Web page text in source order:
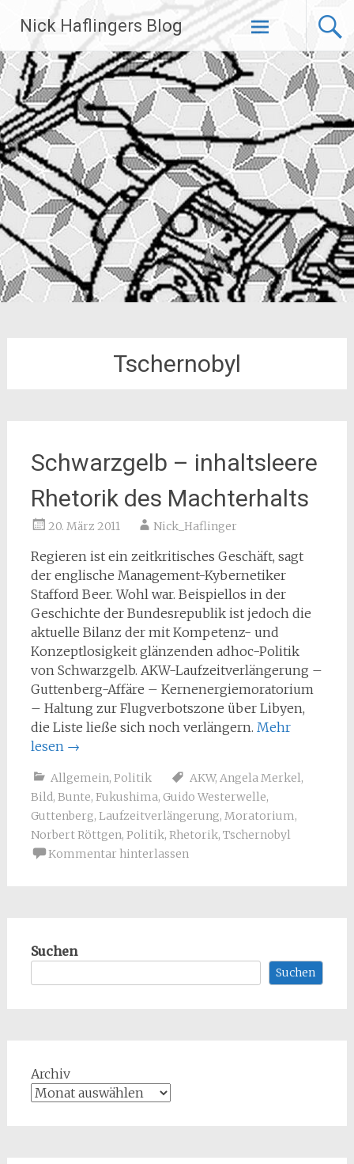
Inhalt
springen
Nick Haflingers Blog
Tschernobyl
Schwarzgelb – inhaltsleere
Rhetorik des Machterhalts
20. März 2011 Nick_Haflinger
Regieren ist ein zeitkritisches Geschäft, sagt
der englische Management-Kybernetiker
Stafford Beer. Wohl war. Beispiellos in der
Geschichte der Bundesrepublik ist jedoch die
aktuelle Bilanz der mit Kompetenz- und
Konzeptlosigkeit glänzenden adhoc-Politik
von Schwarzgelb. AKW-Laufzeitverlängerung –
Guttenberg-Affäre – Kernenergiemoratorium
– Haltung zur Flugverbotszone über Libyen,
die Liste ließe sich noch verlängern. Mehr
lesen →
Allgemein, Politik AKW, Angela Merkel,
Bild, Bunte, Fukushima, Guido Westerwelle,
Guttenberg, Laufzeitverlängerung, Moratorium,
Norbert Röttgen, Politik, Rhetorik, Tschernobyl
Kommentar hinterlassen
Suchen
Suchen
Archiv